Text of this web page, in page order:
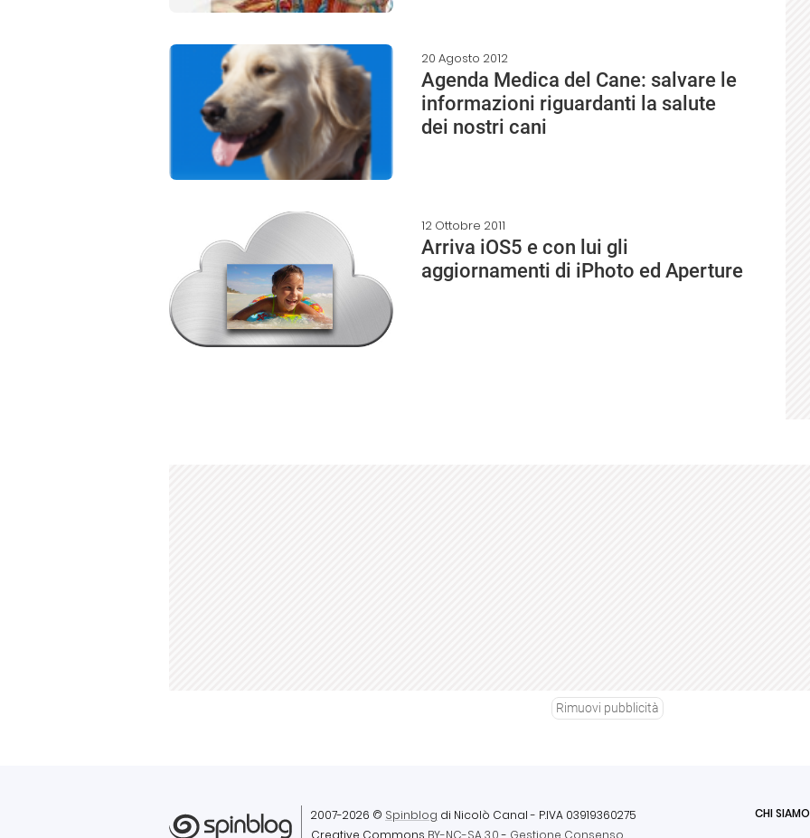
20 Agosto 2012
Agenda Medica del Cane: salvare le
informazioni riguardanti la salute
dei nostri cani
12 Ottobre 2011
Arriva iOS5 e con lui gli
aggiornamenti di iPhoto ed Aperture
Rimuovi pubblicità
2007-2026 © Spinblog di Nicolò Canal - P.IVA 03919360275
Creative Commons BY-NC-SA 3.0- Gestione Consenso
CHI SIAMO